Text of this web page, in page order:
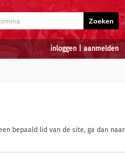
inloggen aanmelden
bepaald lid van de site, ga dan naar